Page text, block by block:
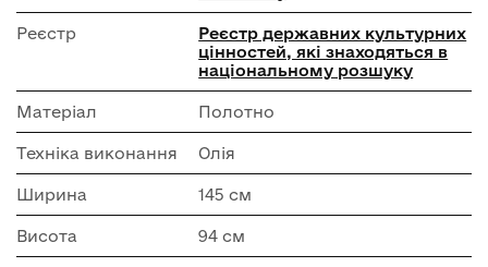
Реєстр
Реєстр державних культурних
цінностей, які знаходяться в
національному розшуку
Матеріал Полотно
Техніка виконання Олія
Ширина 145 см
Висота 94 см